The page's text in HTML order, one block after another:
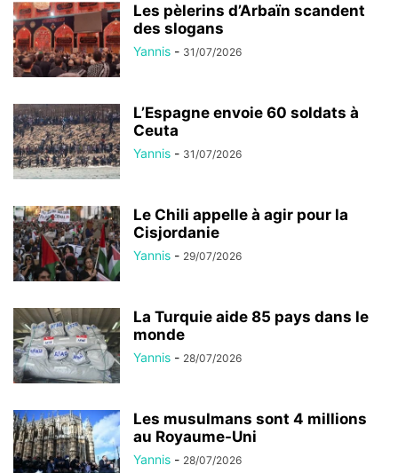
Les pèlerins d’Arbaïn scandent
des slogans
Yannis - 31/07/2026
L’Espagne envoie 60 soldats à
Ceuta
Yannis - 31/07/2026
Le Chili appelle à agir pour la
Cisjordanie
Yannis - 29/07/2026
La Turquie aide 85 pays dans le
monde
Yannis - 28/07/2026
Les musulmans sont 4 millions
au Royaume-Uni
Yannis - 28/07/2026